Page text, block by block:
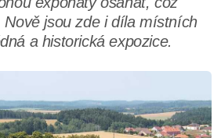
Nově jsou zde i díla místních
a historická expozice.